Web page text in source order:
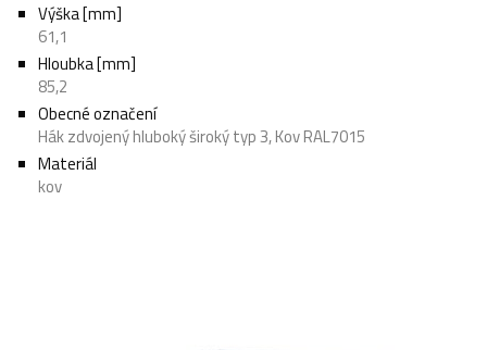
Výška [mm]
61,1
Hloubka [mm]
85,2
Obecné označení
Hák zdvojený hluboký široký typ 3, Kov RAL7015
Materiál
kov